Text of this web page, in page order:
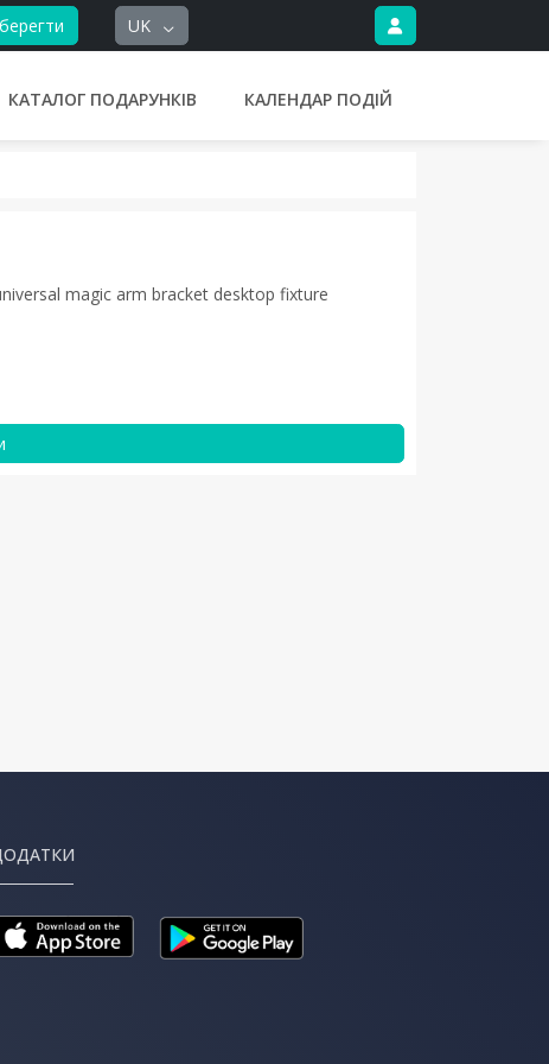
UK
КАТАЛОГ ПОДАРУНКІВ КАЛЕНДАР ПОДІЙ
magic arm bracket desktop fixture